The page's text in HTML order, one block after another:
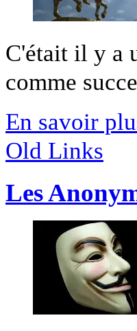
C'était il y a
comme
En savoir
Old Links
Les